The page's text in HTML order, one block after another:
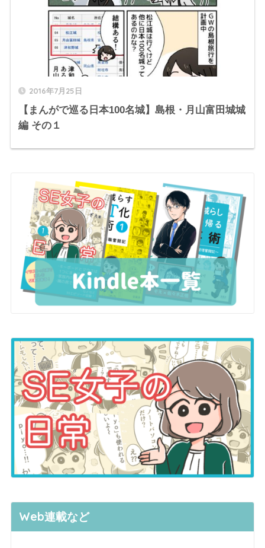
2016年7月25日
【まんがで巡る日本100名城】島根・月山富田城城
編 その１
Web連載など